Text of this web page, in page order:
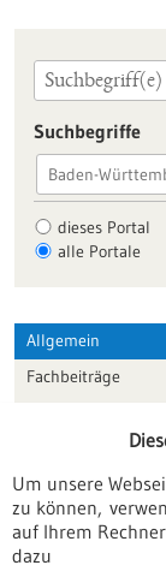
Suchbegriffe
Baden-
dieses Portal
alle Portale
Allgemein
Fachbeiträge
Veranstaltungen
Um unsere
zu können,
auf Ihrem
dazu